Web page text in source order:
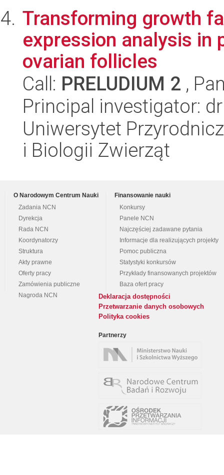
Transforming growth
expression analysis in
ovarian follicles
Call: PRELUDIUM 2 ,
Principal investigator:
Uniwersytet
i Biologii Zwierząt
O Narodowym Centrum Nauki
Zadania NCN
Dyrekcja
Rada NCN
Koordynatorzy
Struktura
Akty prawne
Oferty pracy
Zamówienia publiczne
Nagroda NCN
Finansowanie nauki
Konkursy
Panele NCN
Najczęściej zadawane pytania
Informacje dla realizujących projekty
Pomoc publiczna
Statystyki konkursów
Przykłady finansowanych projektów
Baza ofert pracy
Deklaracja dostępności
Przetwarzanie danych osobowych
Polityka cookies
Partnerzy